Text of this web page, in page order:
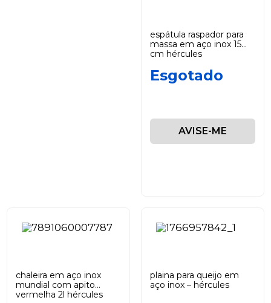
espátula raspador para
massa em aço inox 15
cm hércules
Esgotado
AVISE-ME
chaleira em aço inox
mundial com apito
vermelha 2l hércules
plaina para queijo em
aço inox – hércules